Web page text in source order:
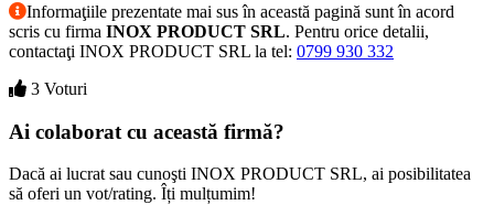
Informaţiile prezentate mai sus în această pagină sunt în acord
scris cu firma INOX PRODUCT SRL. Pentru orice detalii,
contactaţi INOX PRODUCT SRL la tel: 0799 930 332
3 Voturi
Ai colaborat cu această firmă?
Dacă ai lucrat sau cunoşti INOX PRODUCT SRL, ai posibilitatea
să oferi un vot/rating. Îți mulțumim!